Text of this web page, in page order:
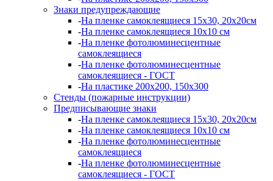
Знаки предупреждающие
-На пленке самоклеящиеся 15х30, 20х20см
-На пленке самоклеящиеся 10х10 см
-На пленке фотолюминесцентные
самоклеящиеся
-На пленке фотолюминесцентные
самоклеящиеся - ГОСТ
-На пластике 200х200, 150х300
Стенды (пожарные инструкции)
Предписывающие знаки
-На пленке самоклеящиеся 15х30, 20х20см
-На пленке самоклеящиеся 10х10 см
-На пленке фотолюминесцентные
самоклеящиеся
-На пленке фотолюминесцентные
самоклеящиеся - ГОСТ